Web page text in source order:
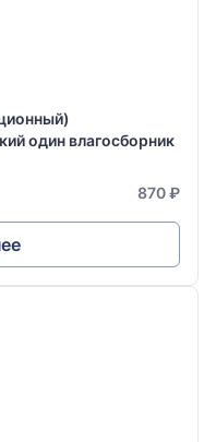
один влагосборник
870 ₽